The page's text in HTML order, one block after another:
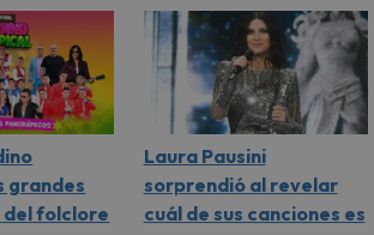
grandes
folclore
Laura Pausini
sorprendió al revelar
cuál de sus canciones es